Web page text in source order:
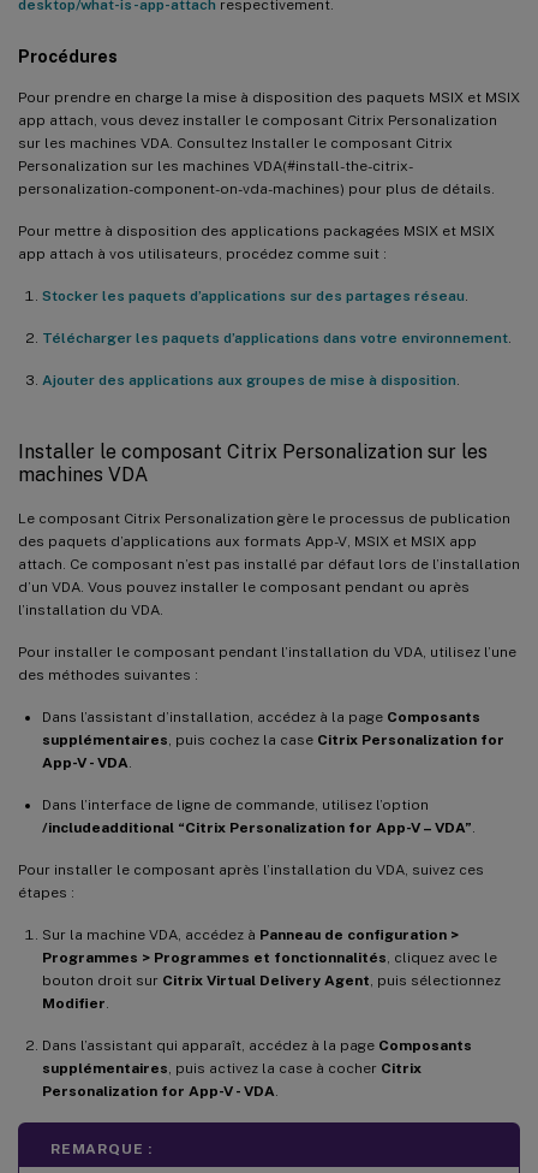
desktop/what-is-app-attach respectivement.
Procédures
Pour prendre en charge la mise à disposition des paquets MSIX et MSIX
app attach, vous devez installer le composant Citrix Personalization
sur les machines VDA. Consultez Installer le composant Citrix
Personalization sur les machines VDA(#install-the-citrix-
personalization-component-on-vda-machines) pour plus de détails.
Pour mettre à disposition des applications packagées MSIX et MSIX
app attach à vos utilisateurs, procédez comme suit :
Stocker les paquets d’applications sur des partages réseau
Télécharger les paquets d’applications dans votre environnement
Ajouter des applications aux groupes de mise à disposition
Installer le composant Citrix Personalization sur les
machines VDA
Le composant Citrix Personalization gère le processus de publication
des paquets d’applications aux formats App-V, MSIX et MSIX app
attach. Ce composant n’est pas installé par défaut lors de l’installation
d’un VDA. Vous pouvez installer le composant pendant ou après
l’installation du VDA.
Pour installer le composant pendant l’installation du VDA, utilisez l’une
des méthodes suivantes :
Dans l’assistant d’installation, accédez à la page Composants
supplémentaires , puis cochez la case Citrix Personalization for
App-V - VDA
Dans l’interface de ligne de commande, utilisez l’option
/includeadditional “Citrix Personalization for App-V – VDA”
Pour installer le composant après l’installation du VDA, suivez ces
étapes :
Sur la machine VDA, accédez à Panneau de configuration >
Programmes > Programmes et fonctionnalités , cliquez avec le
bouton droit sur Citrix Virtual Delivery Agent , puis sélectionnez
Modifier
Dans l’assistant qui apparaît, accédez à la page Composants
supplémentaires , puis activez la case à cocher Citrix
Personalization for App-V - VDA
REMARQUE :